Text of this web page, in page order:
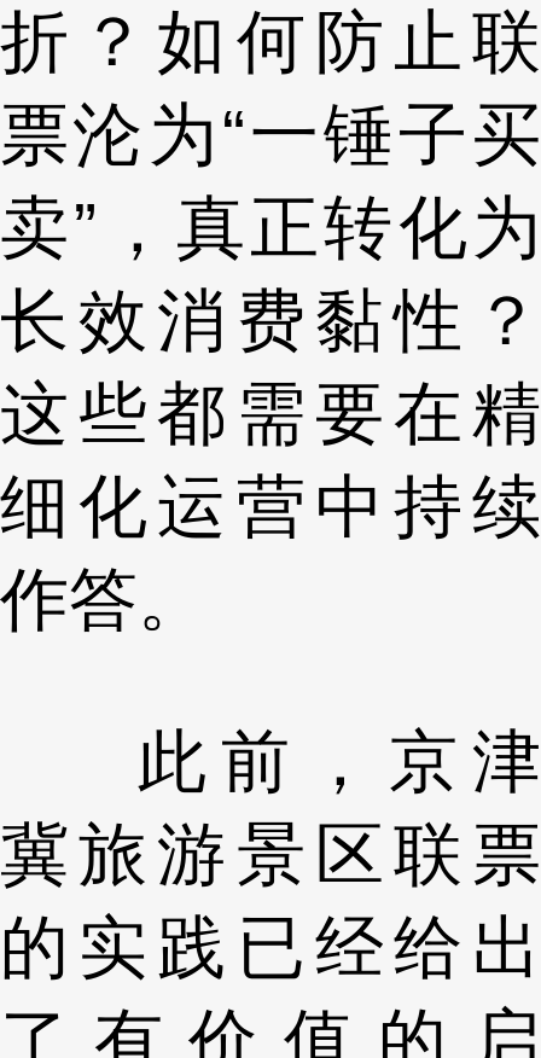
折？如何防止联
票沦为“一锤子买
卖”，真正转化为
长效消费黏性？
这些都需要在精
细化运营中持续
作答。
此前，京津
冀旅游景区联票
的实践已经给出
了有价值的启